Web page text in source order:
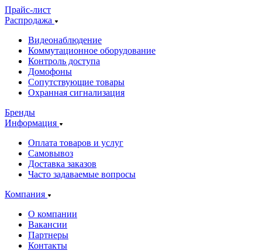
Прайс-лист
Распродажа
Видеонаблюдение
Коммутационное оборудование
Контроль доступа
Домофоны
Сопутствующие товары
Охранная сигнализация
Бренды
Информация
Оплата товаров и услуг
Самовывоз
Доставка заказов
Часто задаваемые вопросы
Компания
О компании
Вакансии
Партнеры
Контакты